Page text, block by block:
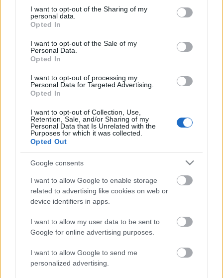
not limited to your visit or usage behaviour. You may click to
grant or deny consent to Google and its third-party tags to
use your data for below specified purposes in below Google
consent section.
I want to opt-out of the Sharing of my
personal data.
Opted In
I want to opt-out of the Sale of my
Personal Data.
Opted In
I want to opt-out of processing my
Personal Data for Targeted Advertising.
Opted In
I want to opt-out of Collection, Use,
Retention, Sale, and/or Sharing of my
Personal Data that Is Unrelated with the
Purposes for which it was collected.
Opted Out
Google consents
I want to allow Google to enable storage
related to advertising like cookies on web or
device identifiers in apps.
I want to allow my user data to be sent to
Google for online advertising purposes.
I want to allow Google to send me
personalized advertising.
oldalain.
Kevesebb fényt!
Kaposvár is szerepet vállal az energiatakarékossági
Országos hírek
Kecskeméten is szakirányú továbbképzésekkel erősít a Gál
Ferenc Egyetem
Kiemelt fontosságú a Gál Ferenc Egyetem számára a jövőbe
mutató szakmai felkészültség átadása, a folyamatos szakmai
fejlődés támogatása.
HÍRDETÉS